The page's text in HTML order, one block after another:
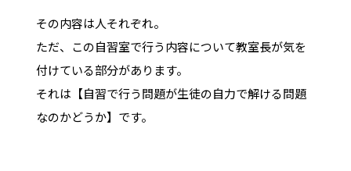
その内容は人それぞれ。
ただ、この自習室で行う内容について教室長が気を
付けている部分があります。
それは【自習で行う問題が生徒の自力で解ける問題
なのかどうか】です。